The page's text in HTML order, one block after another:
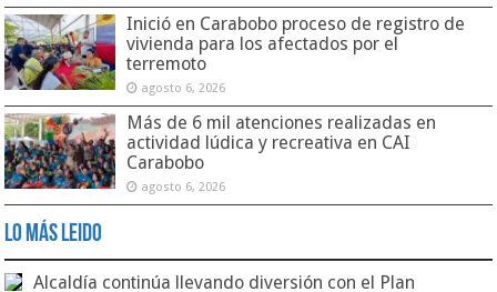
Inició en Carabobo proceso de registro de
vivienda para los afectados por el
terremoto
agosto 6, 2026
Más de 6 mil atenciones realizadas en
actividad lúdica y recreativa en CAI
Carabobo
agosto 6, 2026
Lo Más Leido
Alcaldía continúa llevando diversión con el Plan